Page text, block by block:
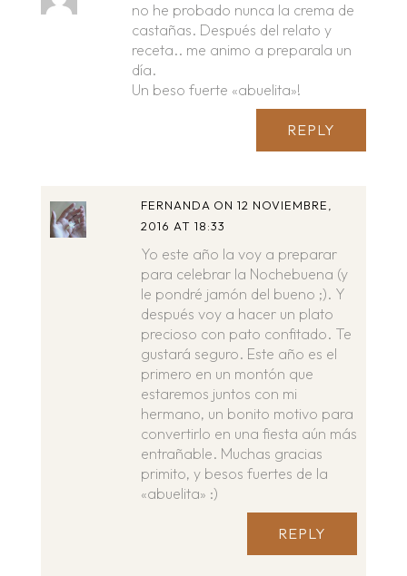
no he probado nunca la crema de
castañas. Después del relato y
receta.. me animo a preparala un
día.
Un beso fuerte «abuelita»!
REPLY
FERNANDA ON 12 NOVIEMBRE,
2016 AT 18:33
Yo este año la voy a preparar
para celebrar la Nochebuena (y
le pondré jamón del bueno ;). Y
después voy a hacer un plato
precioso con pato confitado. Te
gustará seguro. Este año es el
primero en un montón que
estaremos juntos con mi
hermano, un bonito motivo para
convertirlo en una fiesta aún más
entrañable. Muchas gracias
primito, y besos fuertes de la
«abuelita» :)
REPLY